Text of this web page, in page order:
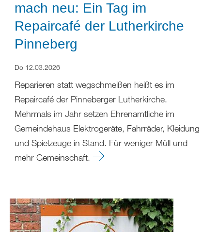
mach neu: Ein Tag im
Repaircafé der Lutherkirche
Pinneberg
Do 12.03.2026
Reparieren statt wegschmeißen heißt es im
Repaircafé der Pinneberger Lutherkirche.
Mehrmals im Jahr setzen Ehrenamtliche im
Gemeindehaus Elektrogeräte, Fahrräder, Kleidung
und Spielzeuge in Stand. Für weniger Müll und
mehr Gemeinschaft.